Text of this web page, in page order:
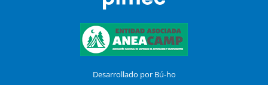
Desarrollado por Bú-ho